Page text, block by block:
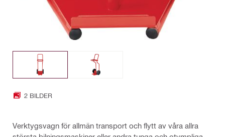
2 BILDER
Verktygsvagn för allmän transport och flytt av våra allra